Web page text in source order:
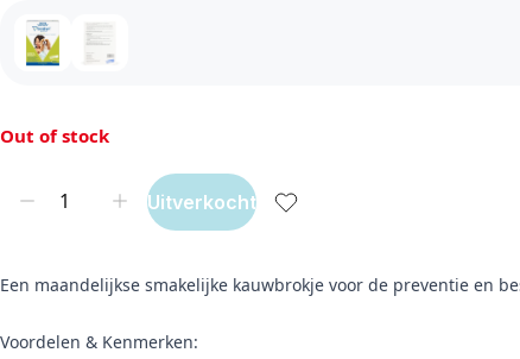
Out of stock
Uitverkocht
Een maandelijkse smakelijke kauwbrokje voor de preventie en
Voordelen & Kenmerken: